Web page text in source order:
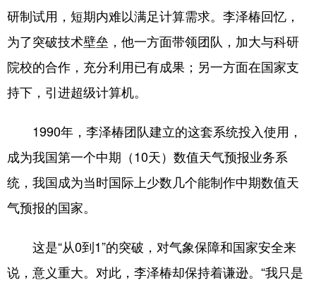
研制试用，短期内难以满足计算需求。李泽椿回忆，
为了突破技术壁垒，他一方面带领团队，加大与科研
院校的合作，充分利用已有成果；另一方面在国家支
持下，引进超级计算机。
1990年，李泽椿团队建立的这套系统投入使用，
成为我国第一个中期（10天）数值天气预报业务系
统，我国成为当时国际上少数几个能制作中期数值天
气预报的国家。
这是“从0到1”的突破，对气象保障和国家安全来
说，意义重大。对此，李泽椿却保持着谦逊。“我只是